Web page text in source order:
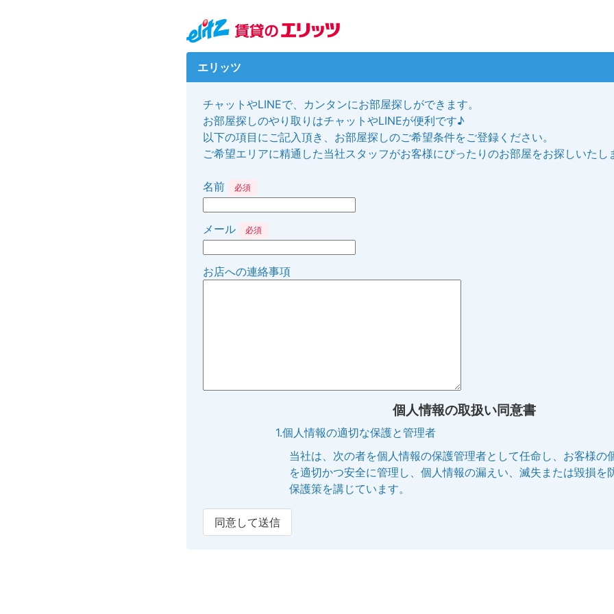
エリッツ
チャットやLINEで、カンタンにお部屋探しができます。
お部屋探しのやり取りはチャットやLINEが便利です♪
以下の項目にご記入頂き、お部屋探しのご希望条件をご登録ください。
ご希望エリアに精通した当社スタッフがお客様にぴったりのお部屋をお探しいたし
名前 必須
メール 必須
お店への連絡事項
個人情報の取扱い同意書
1.個人情報の適切な保護と管理者
当社は、次の者を個人情報の保護管理者として任命し、お客様の
を適切かつ安全に管理し、個人情報の漏えい、滅失または毀損を
保護策を講じています。
同意して送信